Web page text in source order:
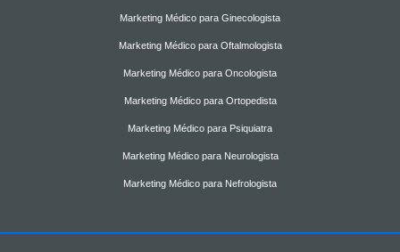
Marketing Médico para Ginecologista
Marketing Médico para Oftalmologista
Marketing Médico para Oncologista
Marketing Médico para Ortopedista
Marketing Médico para Psiquiatra
Marketing Médico para Neurologista
Marketing Médico para Nefrologista